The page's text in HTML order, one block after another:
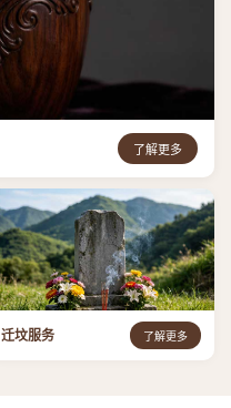
了解更多
迁坟服务 了解更多